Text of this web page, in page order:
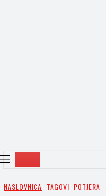
NASLOVNICA TAGOVI POTJERA